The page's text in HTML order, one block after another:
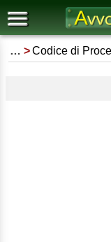
… Codice di